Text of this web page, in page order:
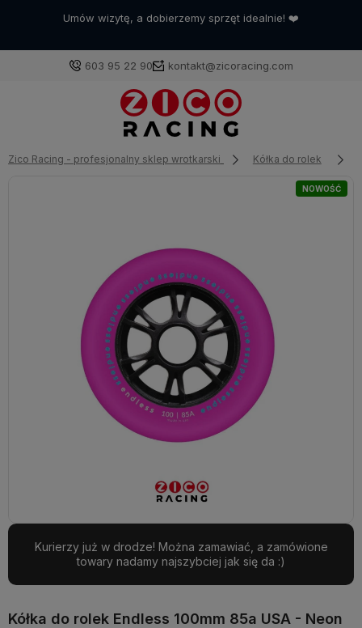
Umów wizytę, a dobierzemy sprzęt idealnie! ❤️
603 95 22 90 kontakt@zicoracing.com
Wybierz coś dla siebie z naszej aktualnej oferty lub
zaloguj się, aby przywrócić dodane produkty do listy
z poprzedniej sesji.
Zico Racing - profesjonalny sklep wrotkarski Kółka do rolek
NOWOŚĆ
Kurierzy już w drodze! Można zamawiać, a zamówione
towary nadamy najszybciej jak się da :)
Kółka do rolek Endless 100mm 85a USA - Neon